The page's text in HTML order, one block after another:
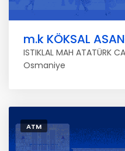
m.k KÖKSAL
ISTIKLAL MAH ATATÜRK
Osmaniye
ATM